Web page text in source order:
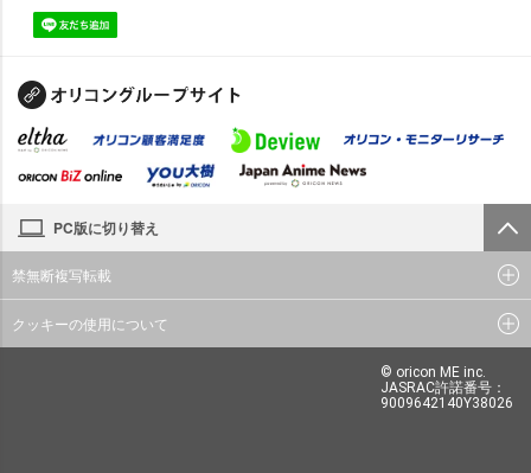
PC版に切り替え
禁無断複写転載
クッキーの使用について
© oricon ME inc.
JASRAC許諾番号：
9009642140Y38026